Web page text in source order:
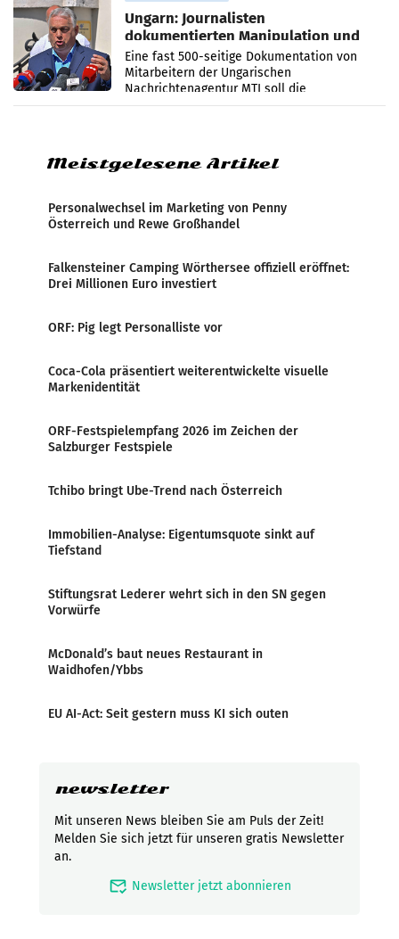
Ungarn: Journalisten
dokumentierten Manipulation und
Zensur
Eine fast 500-seitige Dokumentation von
Mitarbeitern der Ungarischen
Nachrichtenagentur MTI soll die
systematische Nachrichten-Manipulation und
Meistgelesene Artikel
Personalwechsel im Marketing von Penny
Österreich und Rewe Großhandel
Falkensteiner Camping Wörthersee offiziell eröffnet:
Drei Millionen Euro investiert
ORF: Pig legt Personalliste vor
Coca-Cola präsentiert weiterentwickelte visuelle
Markenidentität
ORF-Festspielempfang 2026 im Zeichen der
Salzburger Festspiele
Tchibo bringt Ube-Trend nach Österreich
Immobilien-Analyse: Eigentumsquote sinkt auf
Tiefstand
Stiftungsrat Lederer wehrt sich in den SN gegen
Vorwürfe
McDonald’s baut neues Restaurant in
Waidhofen/Ybbs
EU AI-Act: Seit gestern muss KI sich outen
newsletter
Mit unseren News bleiben Sie am Puls der Zeit!
Melden Sie sich jetzt für unseren gratis Newsletter
an.
mark_email_read Newsletter jetzt abonnieren